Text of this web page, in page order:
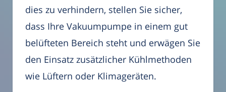
dies zu verhindern, stellen Sie sicher,
dass Ihre Vakuumpumpe in einem gut
belüfteten Bereich steht und erwägen Sie
den Einsatz zusätzlicher Kühlmethoden
wie Lüftern oder Klimageräten.